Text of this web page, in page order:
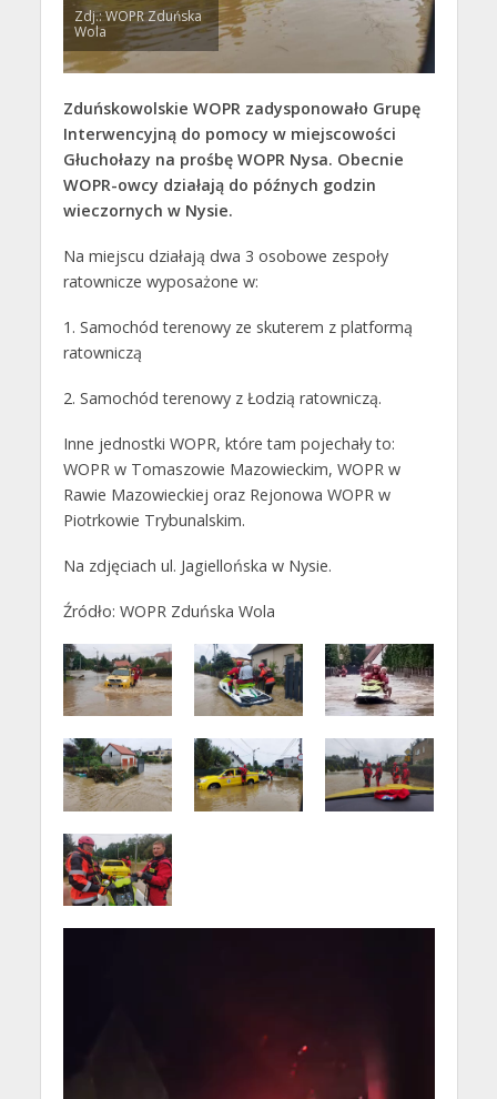
Zdj.: WOPR Zduńska
Wola
Zduńskowolskie WOPR zadysponowało Grupę
Interwencyjną do pomocy w miejscowości
Głuchołazy na prośbę WOPR Nysa. Obecnie
WOPR-owcy działają do późnych godzin
wieczornych w Nysie.
Na miejscu działają dwa 3 osobowe zespoły
ratownicze wyposażone w:
1. Samochód terenowy ze skuterem z platformą
ratowniczą
2. Samochód terenowy z Łodzią ratowniczą.
Inne jednostki WOPR, które tam pojechały to:
WOPR w Tomaszowie Mazowieckim, WOPR w
Rawie Mazowieckiej oraz Rejonowa WOPR w
Piotrkowie Trybunalskim.
Na zdjęciach ul. Jagiellońska w Nysie.
Źródło: WOPR Zduńska Wola